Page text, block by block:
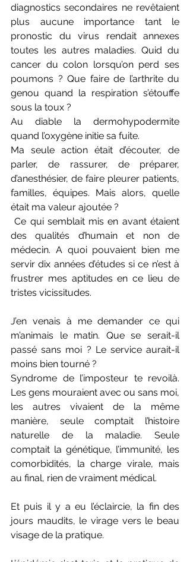
diagnostics secondaires ne revêtaient
plus aucune importance tant le
pronostic du virus rendait annexes
toutes les autres maladies. Quid du
cancer du colon lorsqu’on perd ses
poumons ? Que faire de l’arthrite du
genou quand la respiration s’étouffe
sous la toux ?
Au diable la dermohypodermite
quand l’oxygène initie sa fuite.
Ma seule action était d’écouter, de
parler, de rassurer, de préparer,
d’anesthésier, de faire pleurer patients,
familles, équipes. Mais alors, quelle
était ma valeur ajoutée ?
Ce qui semblait mis en avant étaient
des qualités d’humain et non de
médecin. A quoi pouvaient bien me
servir dix années d’études si ce n’est à
frustrer mes aptitudes en ce lieu de
tristes vicissitudes.
J’en venais à me demander ce qui
m’animais le matin. Que se serait-il
passé sans moi ? Le service aurait-il
moins bien tourné ?
Syndrome de l’imposteur te revoilà.
Les gens mouraient avec ou sans moi,
les autres vivaient de la même
manière, seule comptait l’histoire
naturelle de la maladie. Seule
comptait la génétique, l’immunité, les
comorbidités, la charge virale, mais
au final, rien de vraiment médical.
Et puis il y a eu l’éclaircie, la fin des
jours maudits, le virage vers le beau
visage de la pratique.